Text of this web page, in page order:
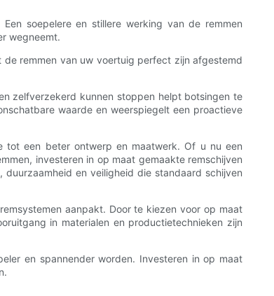
soepelere en stillere werking van de remmen
wegneemt.
remmen van uw voertuig perfect zijn afgestemd
zelfverzekerd kunnen stoppen helpt botsingen te
waarde en weerspiegelt een proactieve
tot een beter ontwerp en maatwerk. Of u nu een
investeren in op maat gemaakte remschijven
en veiligheid die standaard schijven
aanpakt. Door te kiezen voor op maat
in materialen en productietechnieken zijn
en spannender worden. Investeren in op maat